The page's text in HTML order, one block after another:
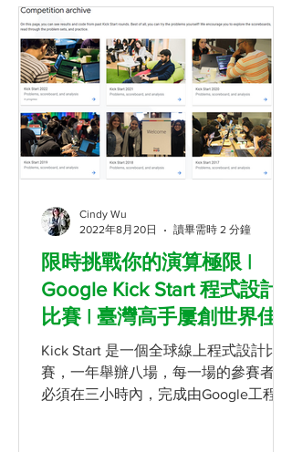
限時挑戰你的演算極限 |
Google Kick Start 程式設計
比賽 | 臺灣高手屢創世界佳
績
Kick Start 是一個全球線上程式設計比
賽，一年舉辦八場，每一場的參賽者都
必須在三小時內，完成由Google工程師
Cindy Wu
2022年8月20日
讀畢需時 2 分鐘